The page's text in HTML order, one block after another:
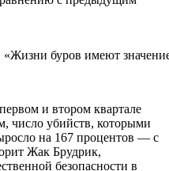
«Жизни буров имеют
и втором квартале
число убийств, которыми
на 167 процентов — с
Жак Брудрик,
безопасности в